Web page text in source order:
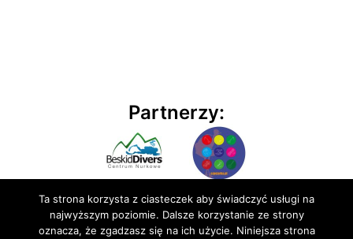
Partnerzy:
Ta strona korzysta z ciasteczek aby świadczyć usługi na
najwyższym poziomie. Dalsze korzystanie ze strony
oznacza, że zgadzasz się na ich użycie. Niniejsza strona